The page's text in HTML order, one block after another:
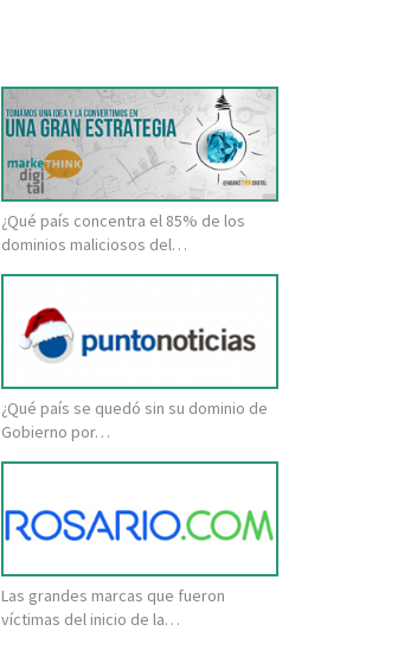
¿Qué país concentra el 85% de los
dominios maliciosos del…
¿Qué país se quedó sin su dominio de
Gobierno por…
Las grandes marcas que fueron
víctimas del inicio de la…